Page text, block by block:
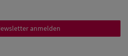
anmelden